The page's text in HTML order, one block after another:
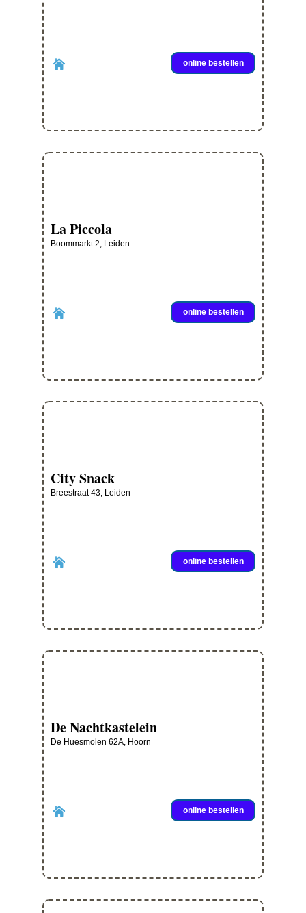
online bestellen
La Piccola
Boommarkt 2, Leiden
online bestellen
City Snack
Breestraat 43, Leiden
online bestellen
De Nachtkastelein
De Huesmolen 62A, Hoorn
online bestellen